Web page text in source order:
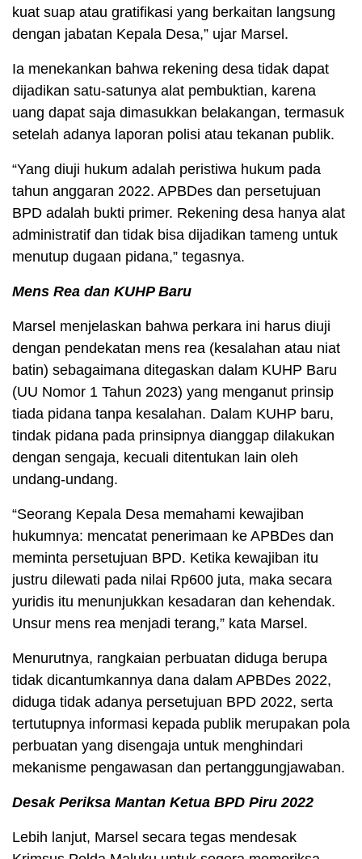
kuat suap atau gratifikasi yang berkaitan langsung
dengan jabatan Kepala Desa,” ujar Marsel.
Ia menekankan bahwa rekening desa tidak dapat
dijadikan satu-satunya alat pembuktian, karena
uang dapat saja dimasukkan belakangan, termasuk
setelah adanya laporan polisi atau tekanan publik.
“Yang diuji hukum adalah peristiwa hukum pada
tahun anggaran 2022. APBDes dan persetujuan
BPD adalah bukti primer. Rekening desa hanya alat
administratif dan tidak bisa dijadikan tameng untuk
menutup dugaan pidana,” tegasnya.
Mens Rea dan KUHP Baru
Marsel menjelaskan bahwa perkara ini harus diuji
dengan pendekatan mens rea (kesalahan atau niat
batin) sebagaimana ditegaskan dalam KUHP Baru
(UU Nomor 1 Tahun 2023) yang menganut prinsip
tiada pidana tanpa kesalahan. Dalam KUHP baru,
tindak pidana pada prinsipnya dianggap dilakukan
dengan sengaja, kecuali ditentukan lain oleh
undang-undang.
“Seorang Kepala Desa memahami kewajiban
hukumnya: mencatat penerimaan ke APBDes dan
meminta persetujuan BPD. Ketika kewajiban itu
justru dilewati pada nilai Rp600 juta, maka secara
yuridis itu menunjukkan kesadaran dan kehendak.
Unsur mens rea menjadi terang,” kata Marsel.
Menurutnya, rangkaian perbuatan diduga berupa
tidak dicantumkannya dana dalam APBDes 2022,
diduga tidak adanya persetujuan BPD 2022, serta
tertutupnya informasi kepada publik merupakan pola
perbuatan yang disengaja untuk menghindari
mekanisme pengawasan dan pertanggungjawaban.
Desak Periksa Mantan Ketua BPD Piru 2022
Lebih lanjut, Marsel secara tegas mendesak